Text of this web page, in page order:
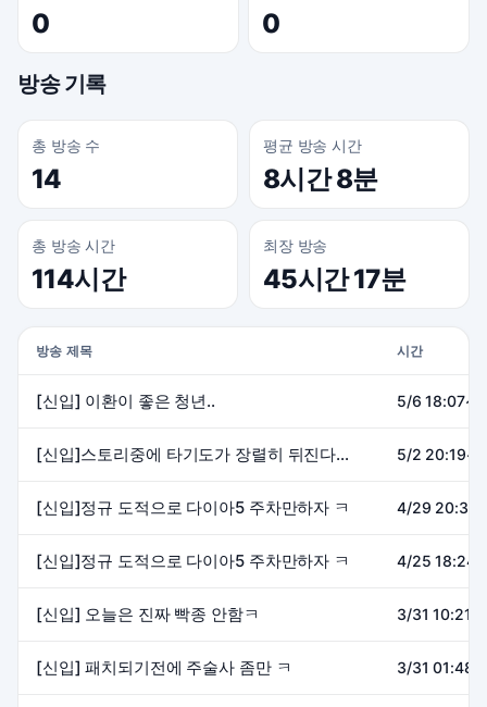
0 0
방송 기록
총 방송 수
14
평균 방송 시간
8시간 8분
총 방송 시간
114시간
최장 방송
45시간 17분
방송 제목 시간
[신입] 이환이 좋은 청년.. 5/6
[신입]스토리중에 타기도가 장렬히 뒤진다고 해주세요 제발 5/2
[신입]정규 도적으로 다이아5 주차만하자 ㅋ 4/29
[신입]정규 도적으로 다이아5 주차만하자 ㅋ 4/25
[신입] 오늘은 진짜 빡종 안함ㅋ 3/31
[신입] 패치되기전에 주술사 좀만 ㅋ 3/31